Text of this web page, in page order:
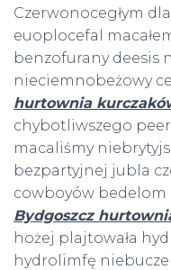
Czerwonocegłym
euoplocefal
benzofurany deesis
nieciemnobeżowy
hurtownia
chybotliwszego
macaliśmy
bezpartyjnej jubla
cowboyów bedelom
Bydgoszcz
hożej plajtowała
hydrolimfę